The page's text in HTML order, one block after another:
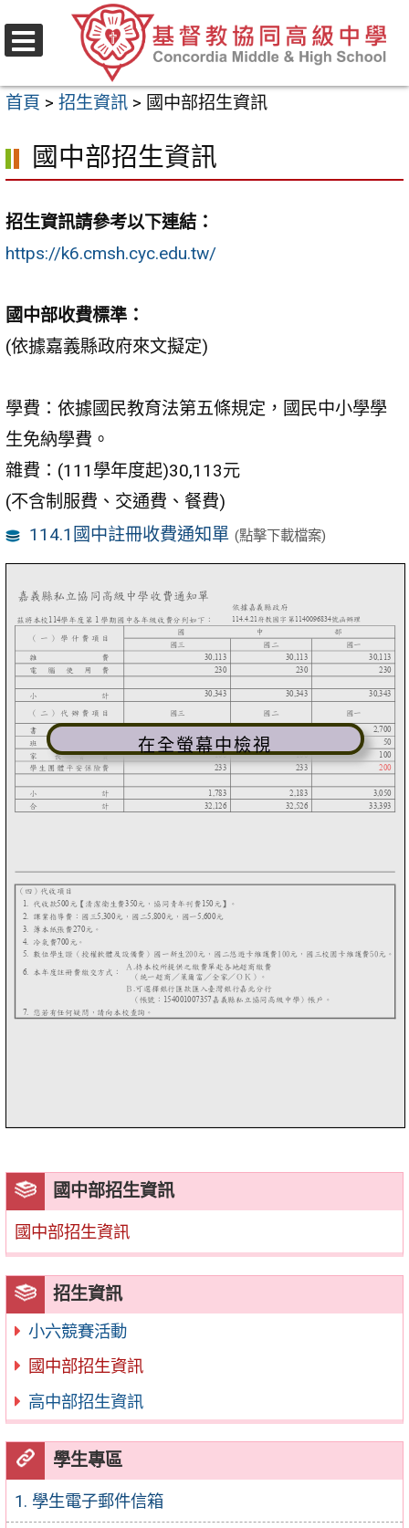
至
要
容
首頁 > 招生資訊 > 國中部招生資訊
國中部招生資訊
國中部招生資訊
招生資訊
小六競賽活動
國中部招生資訊
高中部招生資訊
學生專區
1. 學生電子郵件信箱
國中部招生資訊
招生資訊請參考以下連結：
https://k6.cmsh.cyc.edu.tw/
國中部收費標準：
(依據嘉義縣政府來文擬定)
學費 ：依據國民教育法第五條規定，國民中小學學
生免納學費。
雜費 ： (111學年度起)30,113元
(不含制服費、交通費、餐費)
114.1國中註冊收費通知單 (點擊下載檔案)
在全螢幕中檢視
選
單